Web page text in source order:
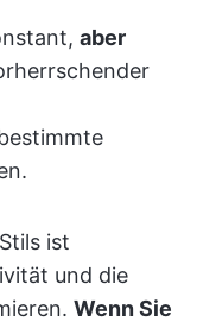
aber
ist
und die
Wenn Sie